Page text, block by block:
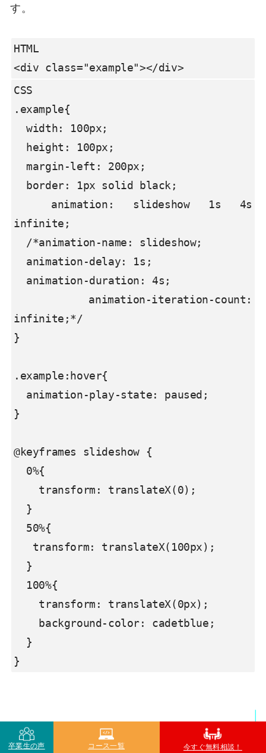
す。
HTML
<div class="example"></div>
CSS
.example{
  width: 100px;
infinite;
infinite;*/
}
.example:hover{
}
@keyframes slideshow {
}
卒業生の声 コース一覧 今すぐ無料相談！